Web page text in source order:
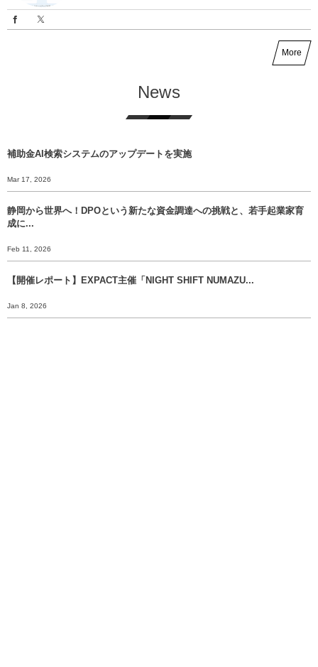
More
News
補助金AI検索システムのアップデートを実施
Mar 17, 2026
静岡から世界へ！DPOという新たな資金調達への挑戦と、若手起業家育
成に...
Feb 11, 2026
【開催レポート】EXPACT主催「NIGHT SHIFT NUMAZU...
Jan 8, 2026